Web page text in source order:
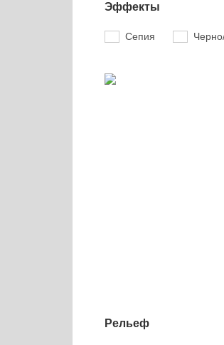
Эффекты
Сепия
Рельеф